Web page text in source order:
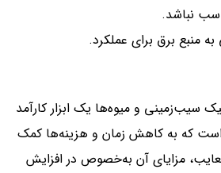
نباشد.
منبع برق برای عملکرد.
سیب‌زمینی و میوه‌ها یک ابزار کارآمد
است که به کاهش زمان و هزینه‌ها کمک
مزایای آن به‌خصوص در افزایش